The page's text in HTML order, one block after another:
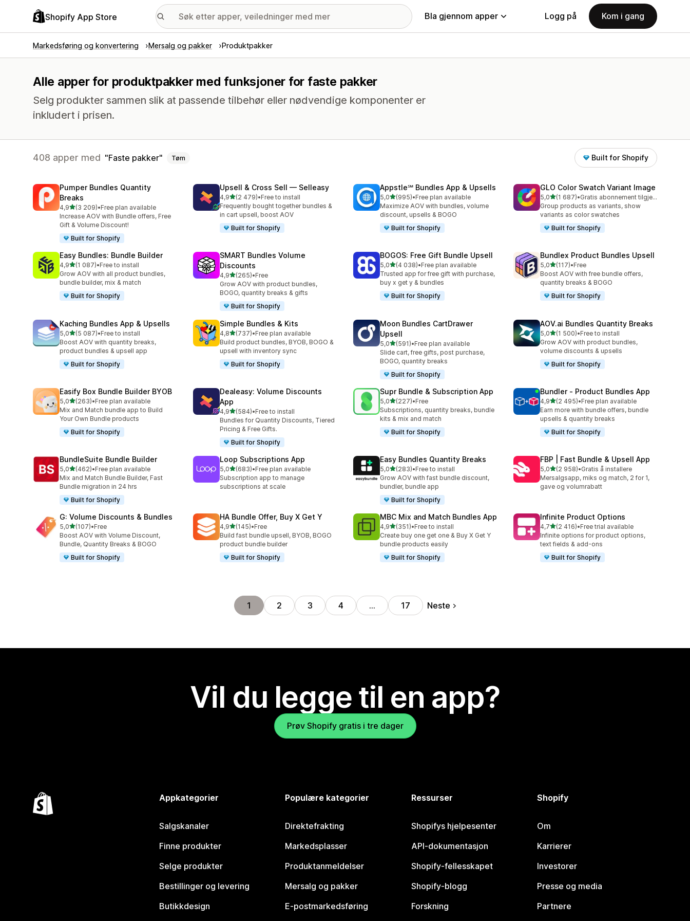
Shopify App Store Bla gjennom apper Logg på Kom i gang
Markedsføring og konvertering Mersalg og pakker Produktpakker
Alle apper for produktpakker med funksjoner for faste pakker
Selg produkter sammen slik at passende tilbehør eller nødvendige komponenter er
inkludert i prisen.
408 apper med Faste pakker Tøm Built for Shopify
Pumper Bundles Quantity
Breaks
4,9av 5 stjerner
(3 209)
Totalt 3209 omtaler
•Free plan available
Increase AOV with Bundle offers, Free
Gift & Volume Discount!
Built for Shopify
Upsell & Cross Sell — Selleasy
4,9av 5 stjerner
(2 479)
Totalt 2479 omtaler
•Free to install
Frequently bought together bundles &
in cart upsell, boost AOV
Built for Shopify
Appstle℠ Bundles App & Upsells
5,0av 5 stjerner
(995)
Totalt 995 omtaler
•Free plan available
Maximize AOV with bundles, volume
discount, upsells & BOGO
Built for Shopify
GLO Color Swatch Variant Image
5,0av 5 stjerner
(1 687)
Totalt 1687 omtaler
•
Gratis abonnement tilgjengelig
Group products as variants, show
variants as color swatches
Built for Shopify
Easy Bundles: Bundle Builder
4,9av 5 stjerner
(1 087)
Totalt 1087 omtaler
•Free to install
Grow AOV with all product bundles,
bundle builder, mix & match
Built for Shopify
SMART Bundles Volume
Discounts
4,9av 5 stjerner
(265)
Totalt 265 omtaler
•Free
Grow AOV with product bundles,
BOGO, quantity breaks & gifts
Built for Shopify
BOGOS: Free Gift Bundle Upsell
5,0av 5 stjerner
(4 038)
Totalt 4038 omtaler
•Free plan available
Trusted app for free gift with purchase,
buy x get y & bundles
Built for Shopify
Bundlex Product Bundles Upsell
5,0av 5 stjerner
(117)
Totalt 117 omtaler
•Free
Boost AOV with free bundle offers,
quantity breaks & BOGO
Built for Shopify
Kaching Bundles App & Upsells
5,0av 5 stjerner
(5 087)
Totalt 5087 omtaler
•Free to install
Boost AOV with quantity breaks,
product bundles & upsell app
Built for Shopify
Simple Bundles & Kits
4,8av 5 stjerner
(737)
Totalt 737 omtaler
•Free plan available
Build product bundles, BYOB, BOGO &
upsell with inventory sync
Built for Shopify
Moon Bundles CartDrawer
Upsell
5,0av 5 stjerner
(591)
Totalt 591 omtaler
•Free plan available
Slide cart, free gifts, post purchase,
BOGO, quantity breaks
Built for Shopify
AOV.ai Bundles Quantity Breaks
5,0av 5 stjerner
(1 500)
Totalt 1500 omtaler
•Free to install
Grow AOV with product bundles,
volume discounts & upsells
Built for Shopify
Easify Box Bundle Builder BYOB
5,0av 5 stjerner
(263)
Totalt 263 omtaler
•Free plan available
Mix and Match bundle app to Build
Your Own Bundle products
Built for Shopify
Dealeasy: Volume Discounts
App
4,9av 5 stjerner
(584)
Totalt 584 omtaler
•Free to install
Bundles for Quantity Discounts, Tiered
Pricing & Free Gifts.
Built for Shopify
Supr Bundle & Subscription App
5,0av 5 stjerner
(227)
Totalt 227 omtaler
•Free
Subscriptions, quantity breaks, bundle
kits & mix and match
Built for Shopify
Bundler ‑ Product Bundles App
4,9av 5 stjerner
(2 495)
Totalt 2495 omtaler
•Free plan available
Earn more with bundle offers, bundle
upsells & quantity breaks
Built for Shopify
BundleSuite Bundle Builder
5,0av 5 stjerner
(462)
Totalt 462 omtaler
•Free plan available
Mix and Match Bundle Builder, Fast
Bundle migration in 24 hrs
Built for Shopify
Loop Subscriptions App
5,0av 5 stjerner
(683)
Totalt 683 omtaler
•Free plan available
Subscription app to manage
subscriptions at scale
Easy Bundles Quantity Breaks
5,0av 5 stjerner
(283)
Totalt 283 omtaler
•Free to install
Grow AOV with fast bundle discount,
bundler, bundle app
Built for Shopify
FBP | Fast Bundle & Upsell App
5,0av 5 stjerner
(2 958)
Totalt 2958 omtaler
•Gratis å installere
Mersalgsapp, miks og match, 2 for 1,
gave og volumrabatt
G: Volume Discounts & Bundles
5,0av 5 stjerner
(107)
Totalt 107 omtaler
•Free
Boost AOV with Volume Discount,
Bundle, Quantity Breaks & BOGO
Built for Shopify
HA Bundle Offer, Buy X Get Y
4,9av 5 stjerner
(145)
Totalt 145 omtaler
•Free
Build fast bundle upsell, BYOB, BOGO
product bundle builder
Built for Shopify
MBC Mix and Match Bundles App
4,9av 5 stjerner
(351)
Totalt 351 omtaler
•Free to install
Create buy one get one & Buy X Get Y
bundle products easily
Built for Shopify
Infinite Product Options
4,7av 5 stjerner
(2 416)
Totalt 2416 omtaler
•Free trial available
Infinite options for product options,
text fields & add-ons
Built for Shopify
1 2 3 4 … 17 Neste
Vil du legge til en app?
Prøv Shopify gratis i tre dager
Appkategorier
Salgskanaler
Finne produkter
Selge produkter
Bestillinger og levering
Butikkdesign
Populære kategorier
Direktefrakting
Markedsplasser
Produktanmeldelser
Mersalg og pakker
E-postmarkedsføring
Ressurser
Shopifys hjelpesenter
API-dokumentasjon
Shopify-fellesskapet
Shopify-blogg
Forskning
Shopify
Om
Karrierer
Investorer
Presse og media
Partnere